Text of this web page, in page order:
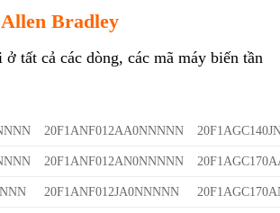
Bradley
ở tất cả các dòng, các mã máy biến tần
20F1ANF012AA0NNNNN
20F1ANF012AN0NNNNN
20F1ANF012JA0NNNNN